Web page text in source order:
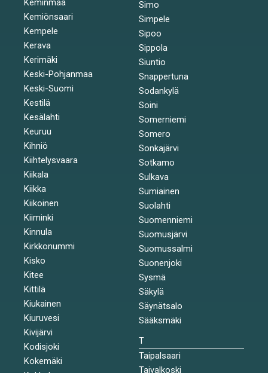
Keminmaa
Kemiönsaari
Kempele
Kerava
Kerimäki
Keski-Pohjanmaa
Keski-Suomi
Kestilä
Kesälahti
Keuruu
Kihniö
Kiihtelysvaara
Kiikala
Kiikka
Kiikoinen
Kiiminki
Kinnula
Kirkkonummi
Kisko
Kitee
Kittilä
Kiukainen
Kiuruvesi
Kivijärvi
Kodisjoki
Kokemäki
Simo
Simpele
Sipoo
Sippola
Siuntio
Snappertuna
Sodankylä
Soini
Somerniemi
Somero
Sonkajärvi
Sotkamo
Sulkava
Sumiainen
Suolahti
Suomenniemi
Suomusjärvi
Suomussalmi
Suonenjoki
Sysmä
Säkylä
Säynätsalo
Sääksmäki
T
Taipalsaari
Taivalkoski